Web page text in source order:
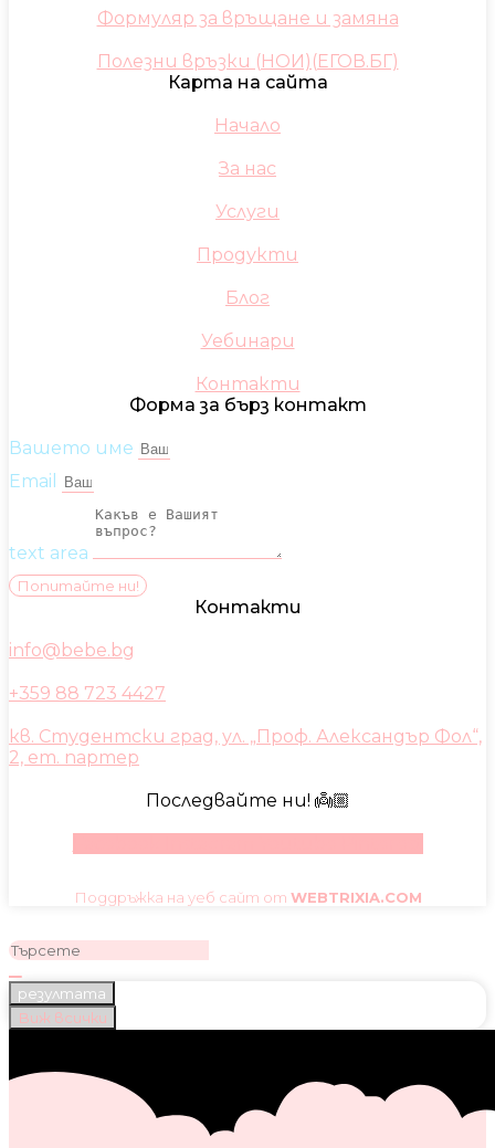
Формуляр за връщане и замяна
Полезни връзки (НОИ)(ЕГОВ.БГ)
Карта на сайта
Начало
За нас
Услуги
Продукти
Блог
Уебинари
Контакти
Форма за бърз контакт
Вашето име
Email
text area
Попитайте ни!
Контакти
info@bebe.bg
+359 88 723 4427
кв. Студентски град, ул. „Проф. Александър Фол“,
2, ет. партер
Последвайте ни! 👼🏼
Поддръжка на уеб сайт от WEBTRIXIA.COM
резултата
Виж всички